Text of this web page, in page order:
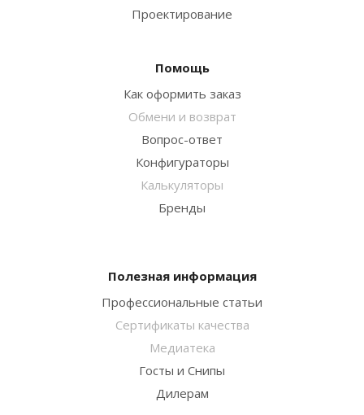
Проектирование
Помощь
Как оформить заказ
Обмени и возврат
Вопрос-ответ
Конфигураторы
Калькуляторы
Бренды
Полезная информация
Профессиональные статьи
Сертификаты качества
Медиатека
Госты и Снипы
Дилерам